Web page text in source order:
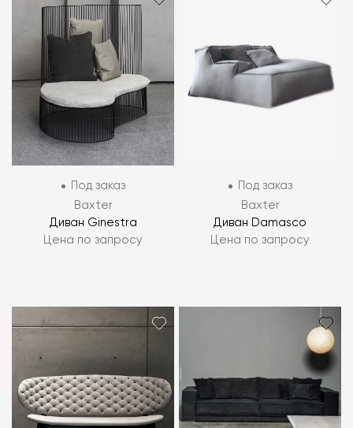
Под заказ
Baxter
Диван Ginestra
Цена по запросу
Под заказ
Baxter
Диван Damasco
Цена по запросу